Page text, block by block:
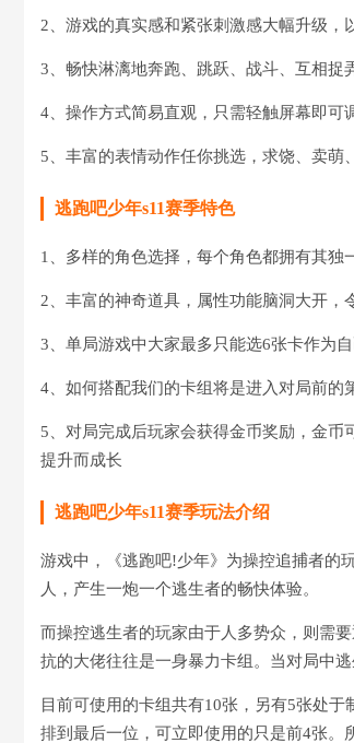
2、游戏的真实感和紧张刺激感大幅升级
3、畅快淋漓地奔跑、跳跃、战斗、互相捉
4、操作方式简易直观，只需轻触屏幕即可
5、丰富的表情动作任你挑选，求饶、卖
逃跑吧少年s11赛季特色
1、多样的角色选择，每个角色都拥有其
2、丰富的神奇道具，属性功能脑洞大开，
3、单局游戏中大家最多只能选6张卡作为
4、如何搭配我们的卡组将是进入对局前的
5、对局完成后玩家会获得金币奖励，金
提升而成长
逃跑吧少年s11赛季玩法介绍
游戏中，《逃跑吧!少年》为操控追捕者的
人，产生一炮一个逃生者的畅快体验。
而操控逃生者的玩家由于人多势众，则需
抗的大佬往往是一身暴力卡组。当对局中
目前可使用的卡组共有10张，另有5张处
排到最后一位，可立即使用的只是前4张。